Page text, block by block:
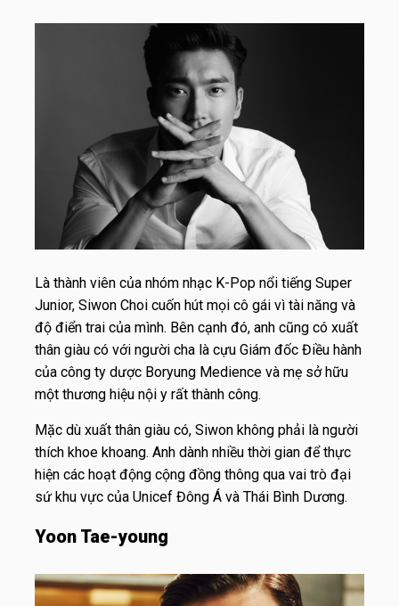
Là thành viên của nhóm nhạc K-Pop nổi tiếng Super
Junior, Siwon Choi cuốn hút mọi cô gái vì tài năng và
độ điển trai của mình. Bên cạnh đó, anh cũng có xuất
thân giàu có với người cha là cựu Giám đốc Điều hành
của công ty dược Boryung Medience và mẹ sở hữu
một thương hiệu nội y rất thành công.
Mặc dù xuất thân giàu có, Siwon không phải là người
thích khoe khoang. Anh dành nhiều thời gian để thực
hiện các hoạt động cộng đồng thông qua vai trò đại
sứ khu vực của Unicef ​​Đông Á và Thái Bình Dương.
Yoon Tae-young